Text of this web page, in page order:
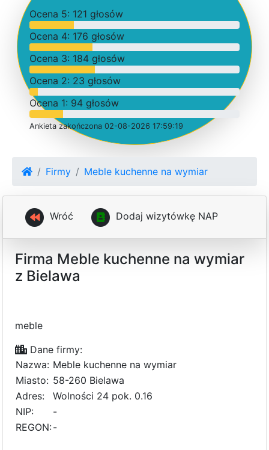
Ocena 5: 121 głosów
Ocena 4: 176 głosów
Ocena 3: 184 głosów
Ocena 2: 23 głosów
Ocena 1: 94 głosów
Ankieta zakończona 02-08-2026 17:59:19
Firmy Meble kuchenne na wymiar
Wróć Dodaj wizytówkę NAP
Firma Meble kuchenne na wymiar
z Bielawa
meble
Dane firmy:
Nazwa: Meble kuchenne na wymiar
Miasto: 58-260 Bielawa
Adres:
Wolności 24 pok. 0.16
NIP:
-
REGON:-